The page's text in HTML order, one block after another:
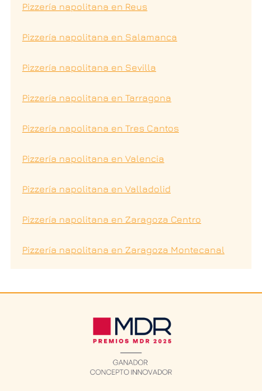
Pizzería napolitana en Reus
Pizzería napolitana en Salamanca
Pizzería napolitana en Sevilla
Pizzería napolitana en Tarragona
Pizzería napolitana en Tres Cantos
Pizzería napolitana en Valencia
Pizzería napolitana en Valladolid
Pizzería napolitana en Zaragoza Centro
Pizzería napolitana en Zaragoza Montecanal